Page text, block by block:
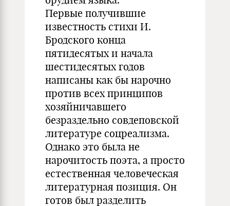
Первые получившие
известность стихи И.
Бродского конца
пятидесятых и начала
шестидесятых годов
написаны как бы нарочно
против всех принципов
хозяйничавшего
безраздельно совдеповской
литературе соцреализма.
Однако это была не
нарочитость поэта, а просто
естественная человеческая
литературная позиция. Он
готов был разделить